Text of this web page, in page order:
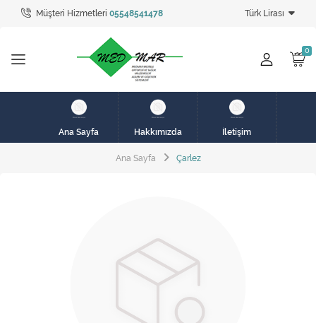
Müşteri Hizmetleri 05548541478 Türk Lirası
Tüm Kategoriler
hasta karyolası
HASTA KARYOLASI
SOLUNUM CİHAZLARI
TANSİYON ALETLERİ
TEKERLEKLİ SANDALYE
Ana Sayfa Hakkımızda İletişim
Ana Sayfa Çarlez